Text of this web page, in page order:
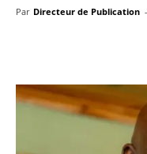
Par Directeur de Publication -